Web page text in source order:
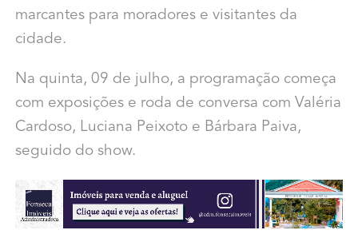
marcantes para moradores e visitantes da
cidade.
Na quinta, 09 de julho, a programação começa
com exposições e roda de conversa com Valéria
Cardoso, Luciana Peixoto e Bárbara Paiva,
seguido do show.